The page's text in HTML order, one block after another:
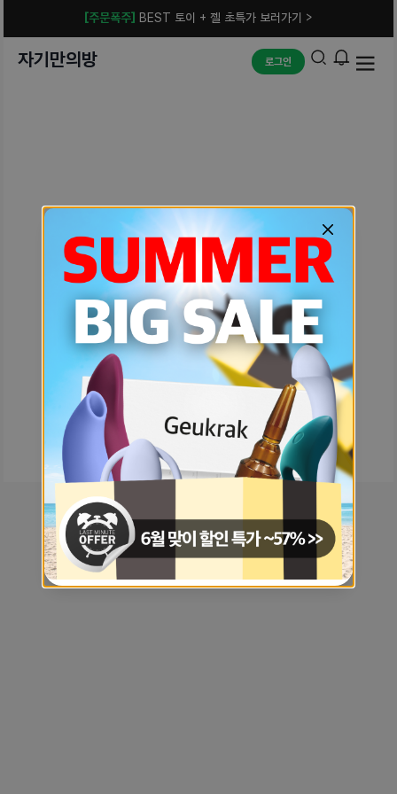
[주문폭주] BEST 토이 + 젤 초특가 보러가기 >
자기만의방 로그인
예상치 못한 에러입니다.